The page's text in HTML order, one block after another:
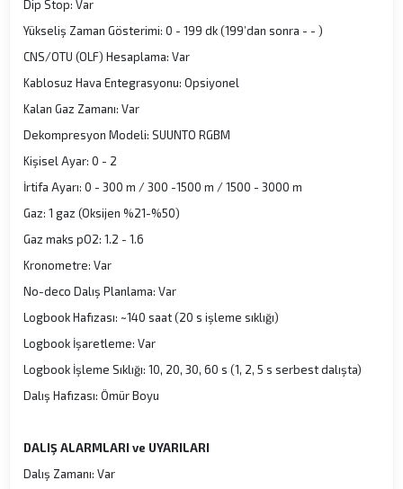
Dip Stop: Var
Yükseliş Zaman Gösterimi: 0 - 199 dk (199’dan sonra - - )
CNS/OTU (OLF) Hesaplama: Var
Kablosuz Hava Entegrasyonu: Opsiyonel
Kalan Gaz Zamanı: Var
Dekompresyon Modeli: SUUNTO RGBM
Kişisel Ayar: 0 - 2
İrtifa Ayarı: 0 - 300 m / 300 -1500 m / 1500 - 3000 m
Gaz: 1 gaz (Oksijen %21-%50)
Gaz maks pO2: 1.2 - 1.6
Kronometre: Var
No-deco Dalış Planlama: Var
Logbook Hafızası: ~140 saat (20 s işleme sıklığı)
Logbook İşaretleme: Var
Logbook İşleme Sıklığı: 10, 20, 30, 60 s (1, 2, 5 s serbest dalışta)
Dalış Hafızası: Ömür Boyu
DALIŞ ALARMLARI ve UYARILARI
Dalış Zamanı: Var